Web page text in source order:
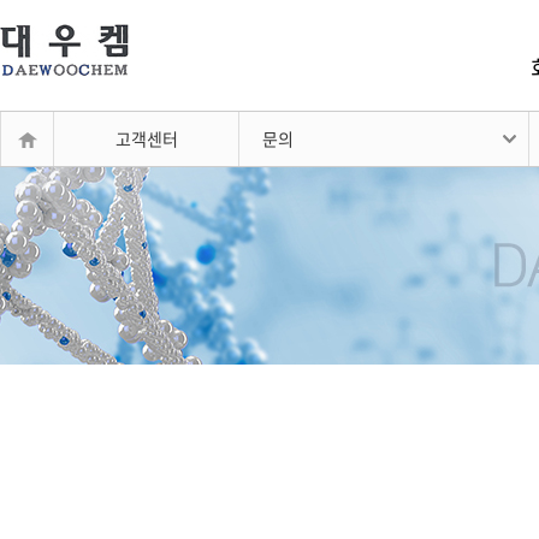
고객센터 문의